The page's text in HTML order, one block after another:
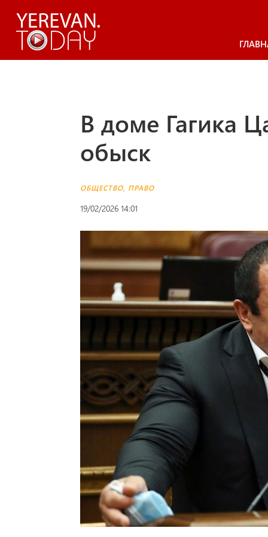
В доме Гагика
обыск
ОБЩЕСТВО, ПРАВО
19/02/2026 14:01